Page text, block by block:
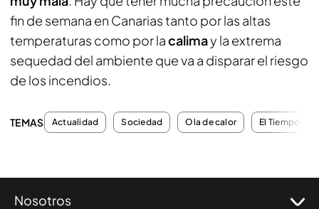
fin de semana en Canarias tanto por las altas
temperaturas como por lacalimay la extrema
sequedad del ambiente que va a disparar el riesgo
de los incendios.
TEMAS Actualidad Sociedad Ola de calor El Tiempo
Nosotros